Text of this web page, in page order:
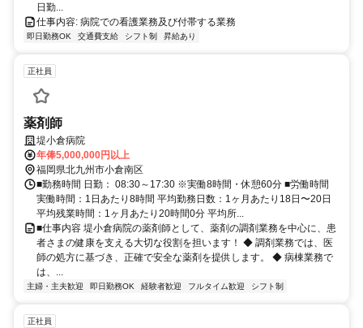
日勤...
仕事内容: 病院での看護業務及び付帯する業務
即日勤務OK 交通費支給 シフト制 昇給あり
正社員
薬剤師
堤小倉病院
年俸5,000,000円以上
福岡県北九州市小倉南区
■勤務時間 日勤： 08:30～17:30 ※実働8時間・休憩60分 ■労働時間
実働時間：1日あたり8時間 平均勤務日数：1ヶ月あたり18日〜20日
平均残業時間：1ヶ月あたり20時間0分 平均所...
■仕事内容 堤小倉病院の薬剤師として、薬剤の調剤業務を中心に、患
者さまの健康を支える大切な役割を担います！ ◆ 調剤業務では、医
師の処方に基づき、正確で安全な薬剤を提供します。 ◆ 病棟業務で
は、...
主婦・主夫歓迎 即日勤務OK 経験者歓迎 フルタイム歓迎 シフト制
正社員